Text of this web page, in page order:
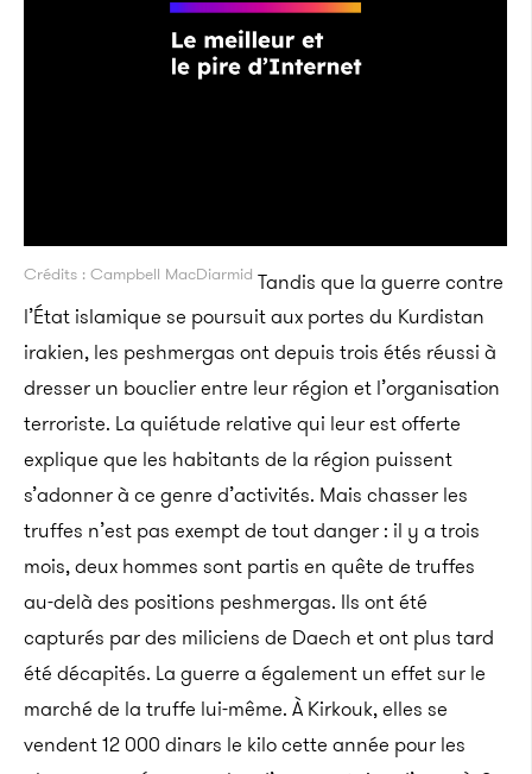
Crédits : Campbell MacDiarmid Tandis que la guerre contre
l’État islamique se poursuit aux portes du Kurdistan
irakien, les peshmergas ont depuis trois étés réussi à
dresser un bouclier entre leur région et l’organisation
terroriste. La quiétude relative qui leur est offerte
explique que les habitants de la région puissent
s’adonner à ce genre d’activités. Mais chasser les
truffes n’est pas exempt de tout danger : il y a trois
mois, deux hommes sont partis en quête de truffes
au-delà des positions peshmergas. Ils ont été
capturés par des miliciens de Daech et ont plus tard
été décapités. La guerre a également un effet sur le
marché de la truffe lui-même. À Kirkouk, elles se
vendent 12 000 dinars le kilo cette année pour les